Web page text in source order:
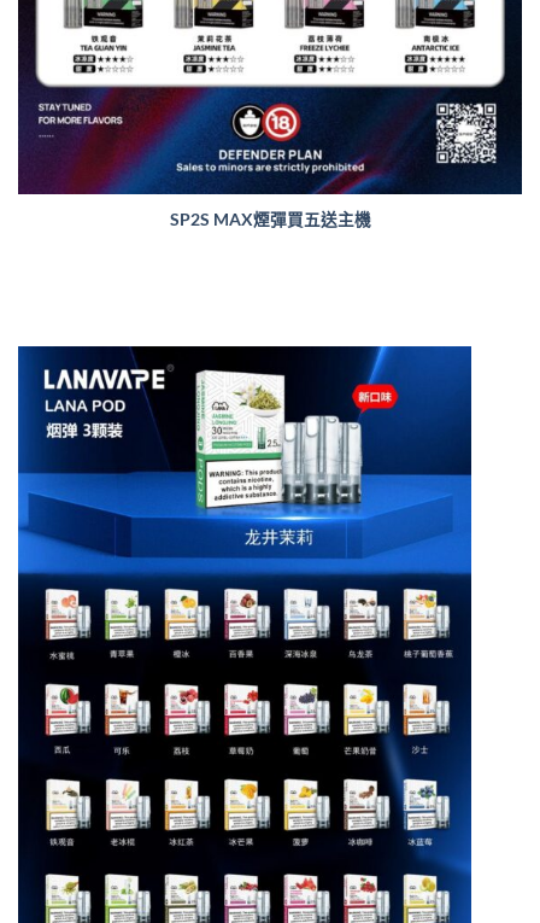
SP2S MAX煙彈買五送主機